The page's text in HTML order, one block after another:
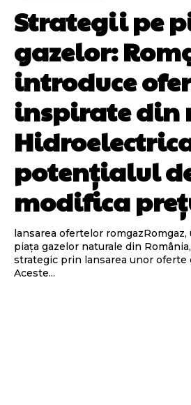
Strategii pe
gazelor:
introduce
inspirate din
potențialul
modifica
lansarea ofertelor
piața gazelor naturale din
strategic prin lansarea unor oferte
Aceste...